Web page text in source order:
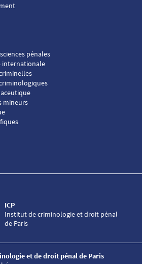
pénales
internationale
mineurs
Institut de criminologie et droit pénal
de Paris
ICP
et de droit pénal de Paris